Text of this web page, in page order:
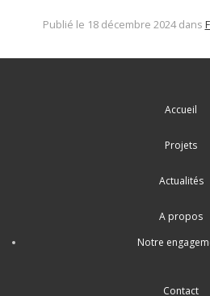
Publié le 18 décembre 2024 dans
Accueil
Projets
Actualités
A propos
Notre
Contact